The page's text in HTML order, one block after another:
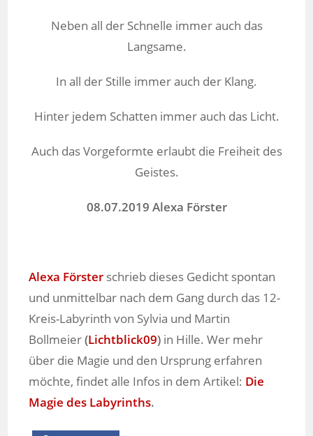
Neben all der Schnelle immer auch das
Langsame.
In all der Stille immer auch der Klang.
Hinter jedem Schatten immer auch das Licht.
Auch das Vorgeformte erlaubt die Freiheit des
Geistes.
08.07.2019 Alexa Förster
Alexa Förster schrieb dieses Gedicht spontan
und unmittelbar nach dem Gang durch das 12-
Kreis-Labyrinth von Sylvia und Martin
Bollmeier(Lichtblick09) in Hille. Wer mehr
über die Magie und den Ursprung erfahren
möchte, findet alle Infos in dem Artikel: Die
Magie des Labyrinths.